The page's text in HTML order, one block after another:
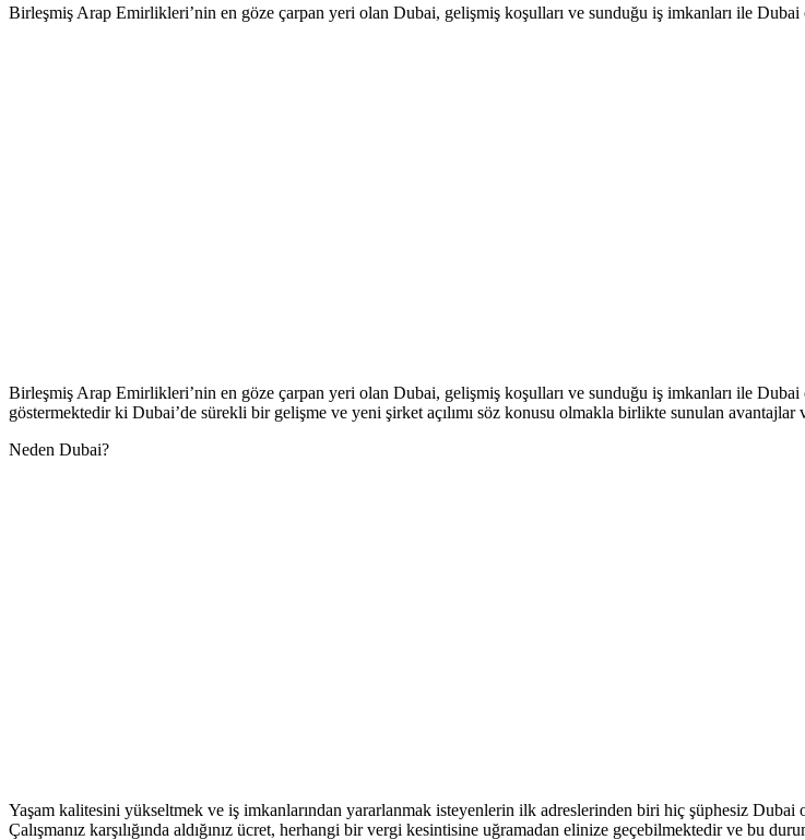
Birleşmiş Arap Emirlikleri’nin en göze çarpan yeri olan Dubai, gelişmiş koşulları ve sunduğu iş imkanları ile Dubai
Birleşmiş Arap Emirlikleri’nin en göze çarpan yeri olan Dubai, gelişmiş koşulları ve sunduğu iş imkanları ile Dubai
göstermektedir ki Dubai’de sürekli bir gelişme ve yeni şirket açılımı söz konusu olmakla birlikte sunulan avantajlar
Neden Dubai?
Yaşam kalitesini yükseltmek ve iş imkanlarından yararlanmak isteyenlerin ilk adreslerinden biri hiç şüphesiz
Çalışmanız karşılığında aldığınız ücret, herhangi bir vergi kesintisine uğramadan elinize geçebilmektedir ve bu